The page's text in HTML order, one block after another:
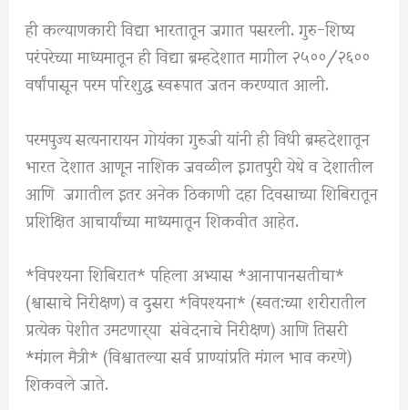
ही कल्याणकारी विद्या भारतातून जगात पसरली. गुरु-शिष्य
परंपरेच्या माध्यमातून ही विद्या ब्रम्हदेशात मागील २५००/२६००
वर्षांपासून परम परिशुद्ध स्वरूपात जतन करण्यात आली.
परमपुज्य सत्यनारायन गोयंका गुरुजी यांनी ही विधी ब्रम्हदेशातून
भारत देशात आणून नाशिक जवळील इगतपुरी येथे व देशातील
आणि जगातील इतर अनेक ठिकाणी दहा दिवसाच्या शिबिरातून
प्रशिक्षित आचार्यांच्या माध्यमातून शिकवीत आहेत.
*विपश्यना शिबिरात* पहिला अभ्यास *आनापानसतीचा*
(श्वासाचे निरीक्षण) व दुसरा *विपश्यना* (स्वत:च्या शरीरातील
प्रत्येक पेशीत उमटणार्‍या संवेदनाचे निरीक्षण) आणि तिसरी
*मंगल मैत्री* (विश्वातल्या सर्व प्राण्यांप्रति मंगल भाव करणे)
शिकवले जाते.